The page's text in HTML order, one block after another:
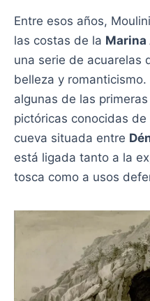
Entre esos años,
las costas de la Marina
una serie de acuarelas
belleza y
algunas de las
pictóricas conocidas de
cueva situada entre
está ligada tanto a la
tosca como a usos